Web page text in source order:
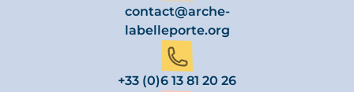
contact@arche-
labelleporte.org
+33 (0)6 13 81 20 26